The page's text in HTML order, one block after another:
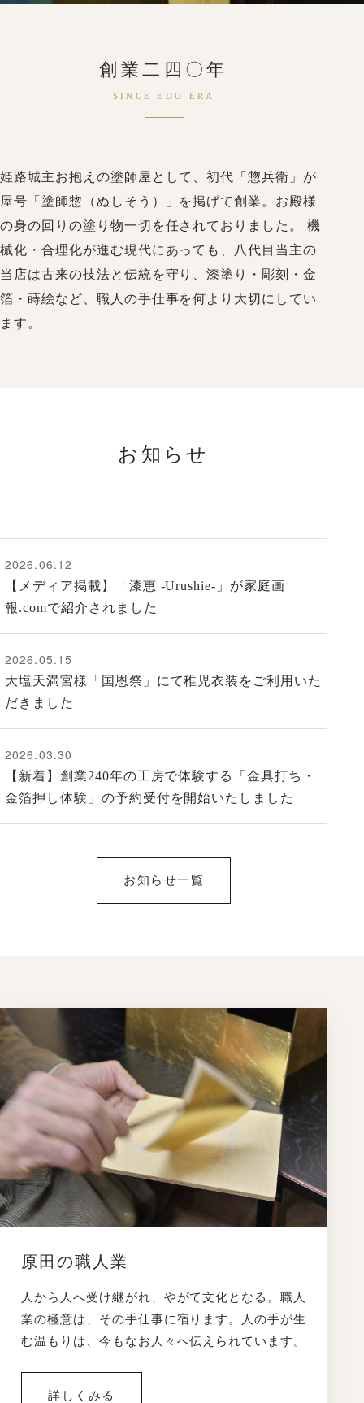
創業二四〇年
SINCE EDO ERA
姫路城主お抱えの塗師屋として、初代「惣兵衛」が
屋号「塗師惣（ぬしそう）」を掲げて創業。お殿様
の身の回りの塗り物一切を任されておりました。 機
械化・合理化が進む現代にあっても、八代目当主の
当店は古来の技法と伝統を守り、漆塗り・彫刻・金
箔・蒔絵など、職人の手仕事を何より大切にしてい
ます。
お知らせ
2026.06.12
【メディア掲載】「漆恵 -Urushie-」が家庭画
報.comで紹介されました
2026.05.15
大塩天満宮様「国恩祭」にて稚児衣装をご利用いた
だきました
2026.03.30
【新着】創業240年の工房で体験する「金具打ち・
金箔押し体験」の予約受付を開始いたしました
お知らせ一覧
原田の職人業
人から人へ受け継がれ、やがて文化となる。職人
業の極意は、その手仕事に宿ります。人の手が生
む温もりは、今もなお人々へ伝えられています。
詳しくみる